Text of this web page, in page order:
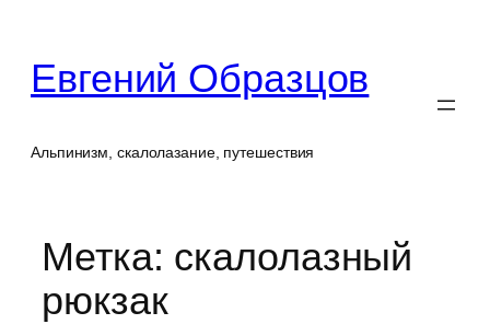
содержимому
Евгений Образцов
Альпинизм, скалолазание, путешествия
Метка: скалолазный
рюкзак